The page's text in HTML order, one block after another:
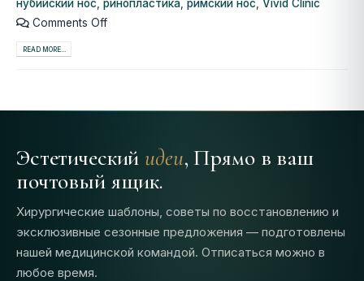
нубийский нос ринопластика римский нос
Vivid Clinic
Comments Off
READ MORE...
Эстетический идеи, Прямо в ваш
почтовый ящик.
Хирургические шаблоны, советы по восстановлению и
эксклюзивные сезонные предложения — подготовлены
нашей медицинской командой. Отписаться можно в
любое время.